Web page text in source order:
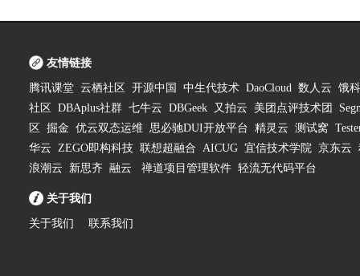
友情链接
腾讯课堂 云栖社区 开源中国 中生代技术 DaoCloud 数人云 饿
社区
DBAplus社群 七牛云 DBGeek 又拍云 美团点评技术团
区
掘金 优云双态运维 思必驰DUI开放平台 精灵云 测试窝
华云 ZEGO即构科技 联想超融合 AICUG 宜信技术学院 京东云
浪潮云
新思齐 融云 禅道项目管理软件 轻流无代码平台
关于我们
关于我们 联系我们